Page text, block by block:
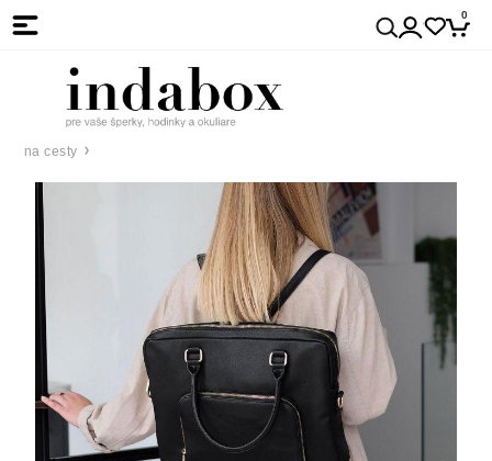
0
na cesty